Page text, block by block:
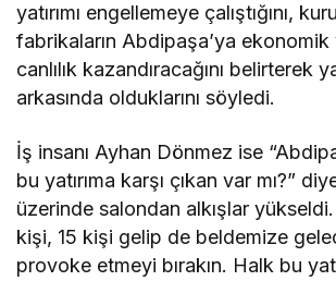
yatırımı engellemeye çalıştığını,
fabrikaların Abdipaşa’ya ekonomik
canlılık kazandıracağını belirterek
arkasında olduklarını söyledi.
İş insanı Ayhan Dönmez ise
bu yatırıma karşı çıkan var mı?”
üzerinde salondan alkışlar
kişi, 15 kişi gelip de beldemize
provoke etmeyi bırakın. Halk bu